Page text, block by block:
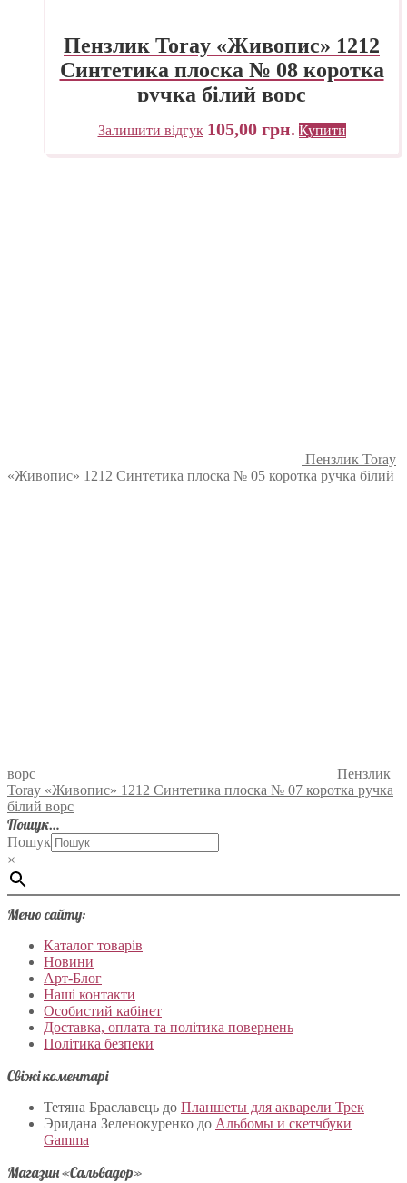
Пензлик Toray «Живопис» 1212
Синтетика плоска № 08 коротка
ручка білий ворс
Залишити відгук 105,00 грн. Купити
Пензлик Toray
«Живопис» 1212 Синтетика плоска № 05 коротка ручка білий
ворс
Пензлик
Toray «Живопис» 1212 Синтетика плоска № 07 коротка ручка
білий ворс
Пошук…
Пошук
×
Меню сайту:
Каталог товарів
Новини
Арт-Блог
Наші контакти
Особистий кабінет
Доставка, оплата та політика повернень
Політика безпеки
Свіжі коментарі
Тетяна Браславець до Планшеты для акварели Трек
Эридана Зеленокуренко до Альбомы и скетчбуки
Gamma
Магазин «Сальвадор»